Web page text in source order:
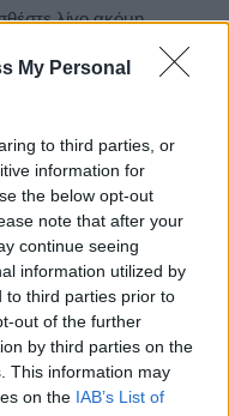
My Personal
to third parties, or
information for
the below opt-out
note that after your
continue seeing
information utilized by
to third parties prior to
out of the further
by third parties on the
This information may
on the IAB’s List of
λίγο ακόμη
ρόφημα, αφού
στιλ με γήινες